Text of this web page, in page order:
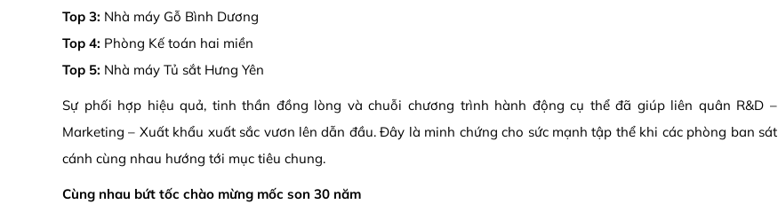
Top 3: Nhà máy Gỗ Bình Dương
Top 4: Phòng Kế toán hai miền
Top 5: Nhà máy Tủ sắt Hưng Yên
Sự phối hợp hiệu quả, tinh thần đồng lòng và chuỗi chương trình hành động cụ thể đã giúp liên quân R&D –
Marketing – Xuất khẩu xuất sắc vươn lên dẫn đầu. Đây là minh chứng cho sức mạnh tập thể khi các phòng ban sát
cánh cùng nhau hướng tới mục tiêu chung.
Cùng nhau bứt tốc chào mừng mốc son 30 năm